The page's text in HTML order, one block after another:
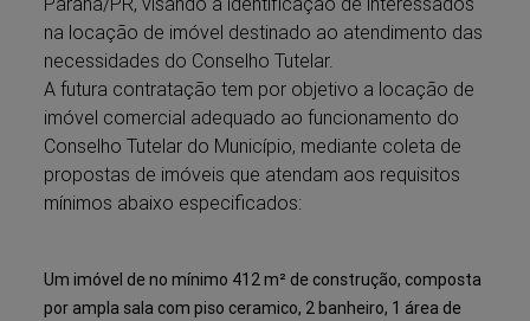
na locação de imóvel destinado ao atendimento das
necessidades do Conselho Tutelar.
A futura contratação tem por objetivo a locação de
imóvel comercial adequado ao funcionamento do
Conselho Tutelar do Município, mediante coleta de
propostas de imóveis que atendam aos requisitos
mínimos abaixo especificados:
Um imóvel de no mínimo 412 m² de construção, composta
por ampla sala com piso ceramico, 2 banheiro, 1 área de